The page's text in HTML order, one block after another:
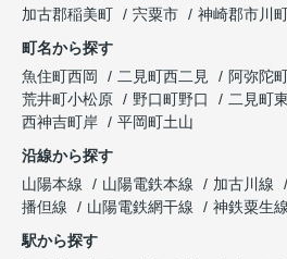
加古郡稲美町
宍粟市
神崎郡市川
町名から探す
魚住町西岡
二見町西二見 阿弥陀
荒井町小松原
野口町野口 二見町
西神吉町岸
平岡町土山
沿線から探す
山陽本線
山陽電鉄本線 加古川線
播但線
山陽電鉄網干線
神鉄粟生線
駅から探す